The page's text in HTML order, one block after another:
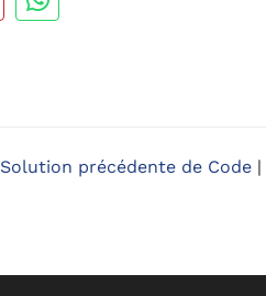
Solution précédente de Code |